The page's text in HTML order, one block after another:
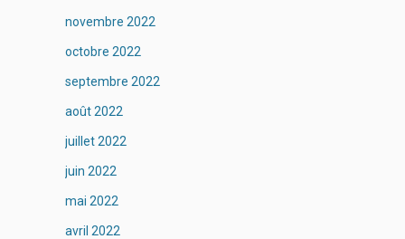
novembre 2022
octobre 2022
septembre 2022
août 2022
juillet 2022
juin 2022
mai 2022
avril 2022